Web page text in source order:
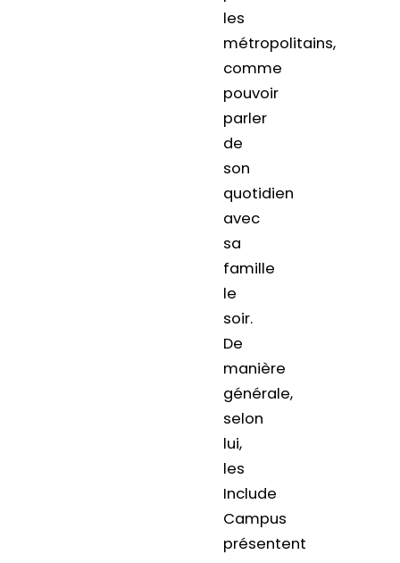
les
métropolitains,
comme
pouvoir
parler
de
son
quotidien
avec
sa
famille
le
soir.
De
manière
générale,
selon
lui,
les
Include
Campus
présentent